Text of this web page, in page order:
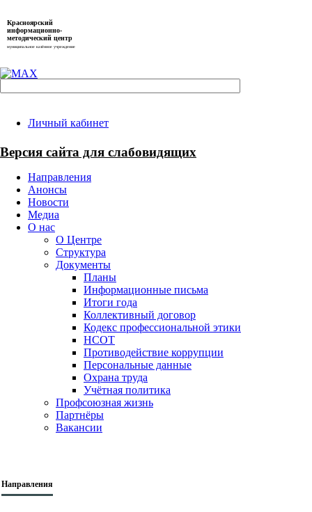
Красноярский
информационно-
методический центр
муниципальное казённое учреждение
Личный кабинет
Версия сайта для слабовидящих
Направления
Анонсы
Новости
Медиа
О нас
О Центре
Структура
Документы
Планы
Информационные письма
Итоги года
Коллективный договор
Кодекс профессиональной этики
НСОТ
Противодействие коррупции
Персональные данные
Охрана труда
Учётная политика
Профсоюзная жизнь
Партнёры
Вакансии
Направления